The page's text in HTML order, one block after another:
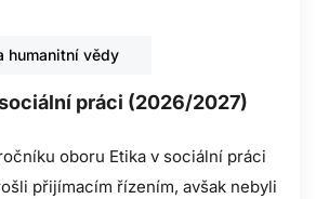
humanitní vědy
práci (2026/2027)
oboru Etika v sociální práci
přijímacím řízením, avšak nebyli